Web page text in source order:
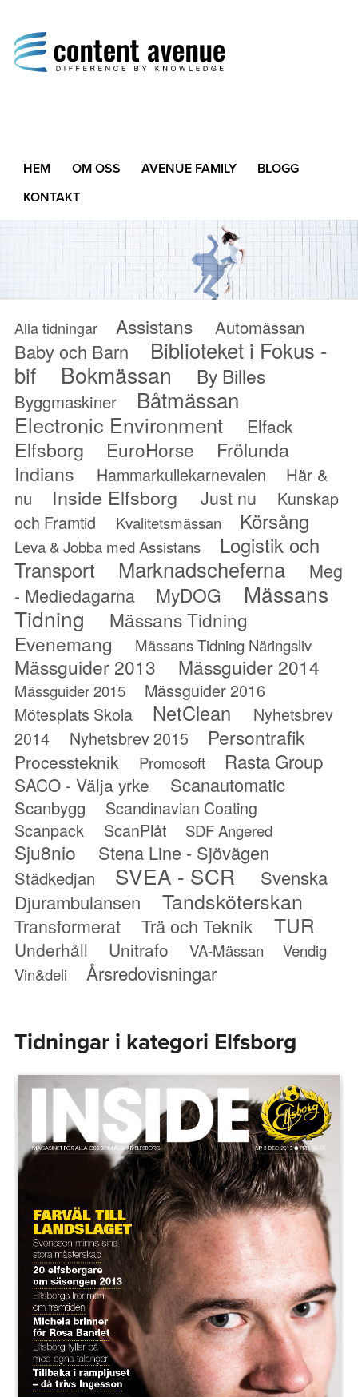
Difference by Knowledge
HEM OM OSS AVENUE FAMILY
BLOGG
KONTAKT
Alla tidningar Assistans Automässan
Baby och Barn
Biblioteket i Fokus -
bif
Bokmässan By Billes
Byggmaskiner Båtmässan
Electronic Environment Elfack
Elfsborg EuroHorse
Frölunda
Indians
Hammarkullekarnevalen
Här &
nu
Inside Elfsborg Just nu
Kunskap
och Framtid
Kvalitetsmässan Körsång
Leva & Jobba med Assistans
Logistik och
Transport
Marknadscheferna
Meg
- Mediedagarna
MyDOG
Mässans
Tidning
Mässans Tidning
Evenemang
Mässans Tidning Näringsliv
Mässguider 2013 Mässguider 2014
Mässguider 2015
Mässguider 2016
Mötesplats Skola
NetClean
Nyhetsbrev
2014
Nyhetsbrev 2015 Persontrafik
Processteknik Promosoft Rasta Group
SACO - Välja yrke Scanautomatic
Scanbygg
Scandinavian Coating
Scanpack
ScanPlåt SDF Angered
Sju8nio Stena Line - Sjövägen
Städkedjan SVEA - SCR
Svenska
Djurambulansen
Tandsköterskan
Transformerat Trä och Teknik TUR
Underhåll Unitrafo VA-Mässan
Vendig
Vin&deli
Årsredovisningar
Tidningar i kategori Elfsborg